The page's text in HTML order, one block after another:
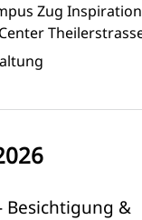
Zug
Besichtigung &